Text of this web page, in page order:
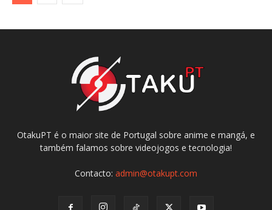
OtakuPT é o maior site de Portugal sobre anime e mangá, e
também falamos sobre videojogos e tecnologia!
Contacto: admin@otakupt.com